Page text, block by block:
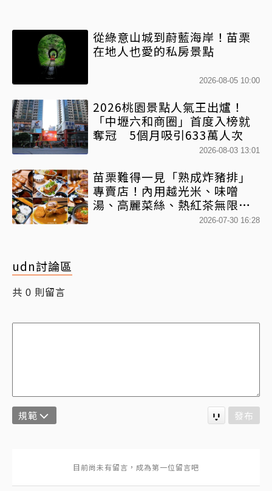
從綠意山城到蔚藍海岸！苗栗
在地人也愛的私房景點
2026-08-05 10:00
2026桃園景點人氣王出爐！
「中壢六和商圈」首度入榜就
奪冠 5個月吸引633萬人次
2026-08-03 13:01
苗栗難得一見「熟成炸豬排」
專賣店！內用越光米、味噌
湯、高麗菜絲、熱紅茶無限享
2026-07-30 16:28
udn討論區
共 0 則留言
規範 發布